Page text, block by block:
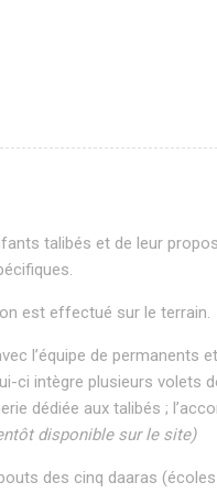
talibés et de leur
est effectué sur le terrain.
l’équipe de permanents
ci intègre plusieurs volets
dédiée aux talibés ;
disponible sur le site)
des cinq daaras